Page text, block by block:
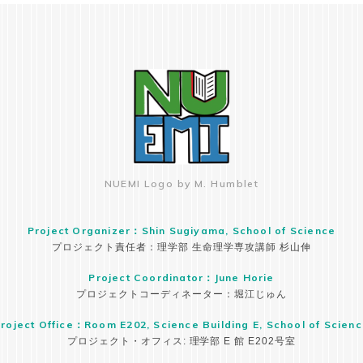
NUEMI Logo by M. Humblet
Project Organizer：Shin Sugiyama, School of Science
プロジェクト責任者：理学部 生命理学専攻講師 杉山伸
Project Coordinator：June Horie
プロジェクトコーディネーター：堀江じゅん
Office：Room E202, Science Building E, School of
プロジェクト・オフィス: 理学部 E 館 E202号室